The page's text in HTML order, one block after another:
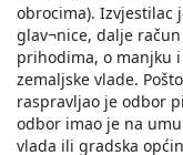
obrocima). Izvjestilac
glav¬nice, dalje
prihodima, o manjku
zemaljske vlade.
raspravljao je odbor
odbor imao je na
vlada ili gradska